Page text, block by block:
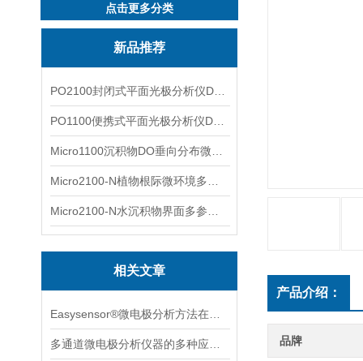
点击更多分类
新品推荐
相关文章
产品介绍：
品牌